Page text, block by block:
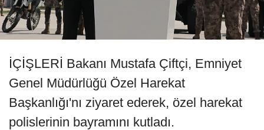
İÇİŞLERİ Bakanı Mustafa Çiftçi, Emniyet
Genel Müdürlüğü Özel Harekat
Başkanlığı'nı ziyaret ederek, özel harekat
polislerinin bayramını kutladı.